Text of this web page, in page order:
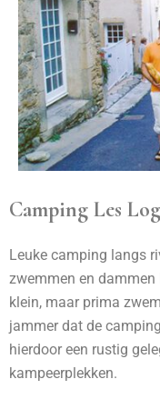
Camping Les
Leuke camping langs
zwemmen en dammen
klein, maar prima
jammer dat de
hierdoor een rustig
kampeerplekken.